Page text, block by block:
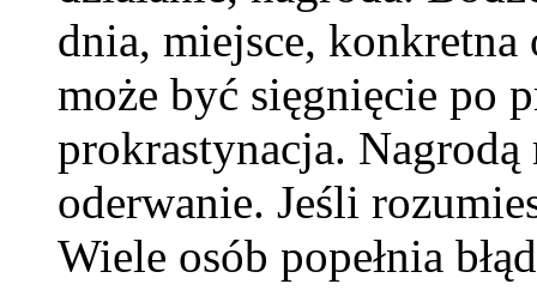
dnia, miejsce, konkretna
może być sięgnięcie po
prokrastynacja.
oderwanie. Jeśli
Wiele osób popełnia